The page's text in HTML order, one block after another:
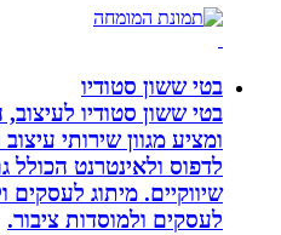
בטי ששון סטודיו
ומציע מגוון שירותי עיצוב
לדפוס ולאינטרנט הכולל
שיווקיים. מיתוג לעסקים
לעסקים ולמוסדות ציבור.